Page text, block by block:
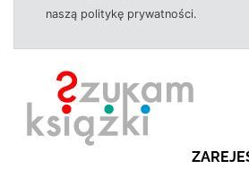
naszą politykę prywatności.